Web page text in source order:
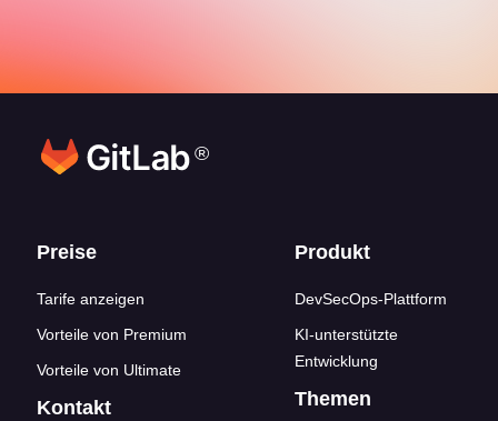
®
Footer-Links
Preise
Tarife anzeigen
Vorteile von Premium
Vorteile von Ultimate
Kontakt
Produkt
DevSecOps-Plattform
KI-unterstützte
Entwicklung
Themen